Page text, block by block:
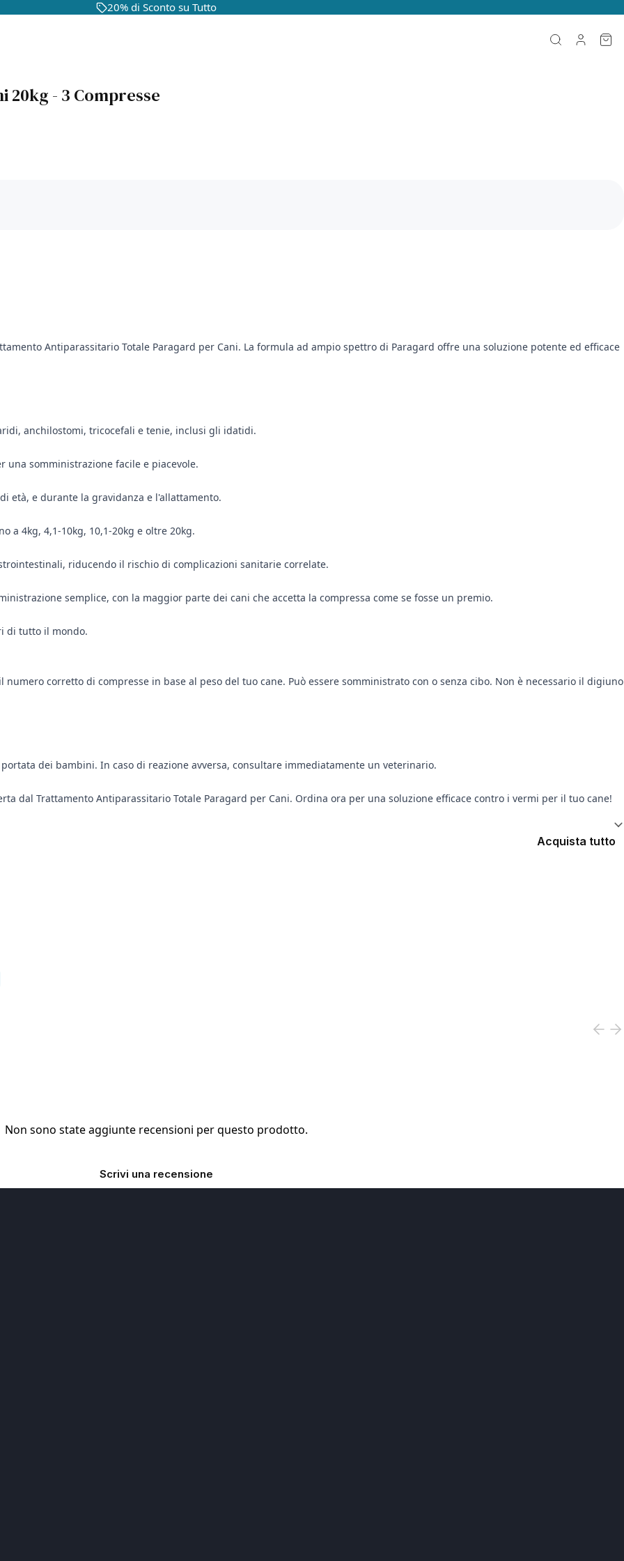
20% di Sconto su Tutto
- 3 Compresse
Antiparassitario Totale Paragard per Cani. La formula ad ampio spettro di Paragard offre una soluzione potente ed efficace
anchilostomi, tricocefali e tenie, inclusi gli idatidi.
una somministrazione facile e piacevole.
età, e durante la gravidanza e l'allattamento.
a 4kg, 4,1-10kg, 10,1-20kg e oltre 20kg.
riducendo il rischio di complicazioni sanitarie correlate.
semplice, con la maggior parte dei cani che accetta la compressa come se fosse un premio.
di tutto il mondo.
corretto di compresse in base al peso del tuo cane. Può essere somministrato con o senza cibo. Non è necessario il digiuno
dei bambini. In caso di reazione avversa, consultare immediatamente un veterinario.
dal Trattamento Antiparassitario Totale Paragard per Cani. Ordina ora per una soluzione efficace contro i vermi per il tuo cane!
Acquista tutto
Non sono state aggiunte recensioni per questo prodotto.
Scrivi una recensione